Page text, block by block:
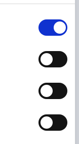
2027. III. negyedév